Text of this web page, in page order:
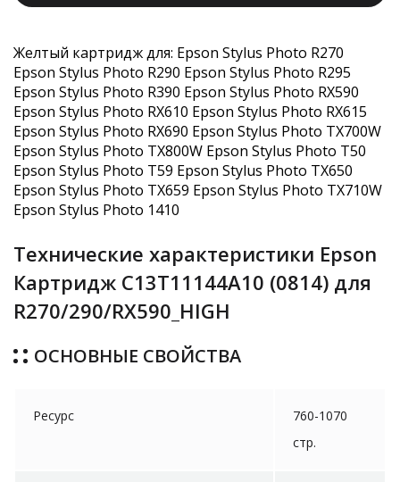
Желтый картридж для: Epson Stylus Photo R270
Epson Stylus Photo R290 Epson Stylus Photo R295
Epson Stylus Photo R390 Epson Stylus Photo RX590
Epson Stylus Photo RX610 Epson Stylus Photo RX615
Epson Stylus Photo RX690 Epson Stylus Photo TX700W
Epson Stylus Photo TX800W Epson Stylus Photo T50
Epson Stylus Photo T59 Epson Stylus Photo TX650
Epson Stylus Photo TX659 Epson Stylus Photo TX710W
Epson Stylus Photo 1410
Технические характеристики Epson
Картридж C13T11144A10 (0814) для
R270/290/RX590_HIGH
ОСНОВНЫЕ СВОЙСТВА
Ресурс
760-1070
стр.